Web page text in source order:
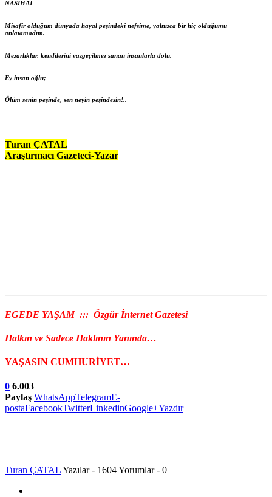
NASİHAT
Misafir olduğum dünyada hayal peşindeki nefsime, yalnızca bir hiç olduğumu
anlatamadım.
Mezarlıklar, kendilerini vazgeçilmez sanan insanlarla dolu.
Ey insan oğlu;
Ölüm senin peşinde, sen neyin peşindesin!..
Turan ÇATAL
Araştırmacı Gazeteci-Yazar
EGEDE YAŞAM ::: Özgür İnternet Gazetesi
Halkın ve Sadece Haklının Yanında…
YAŞASIN CUMHURİYET…
0 6.003
Paylaş WhatsAppTelegramE-
postaFacebookTwitterLinkedinGoogle+Yazdır
Turan ÇATALYazılar - 1604Yorumlar - 0